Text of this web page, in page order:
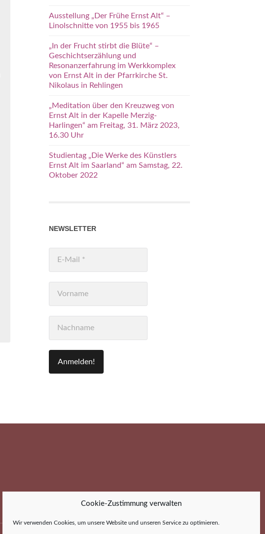
Cookie-Zustimmung verwalten
Wir verwenden Cookies, um unsere Website und unseren Service zu optimieren.
Ausstellung „Der Frühe Ernst Alt“ –
Linolschnitte von 1955 bis 1965
„In der Frucht stirbt die Blüte“ –
Geschichtserzählung und
Resonanzerfahrung im Werkkomplex
von Ernst Alt in der Pfarrkirche St.
Nikolaus in Rehlingen
„Meditation über den Kreuzweg von
Ernst Alt in der Kapelle Merzig-
Harlingen“ am Freitag, 31. März 2023,
16.30 Uhr
Studientag „Die Werke des Künstlers
Ernst Alt im Saarland“ am Samstag, 22.
Oktober 2022
NEWSLETTER